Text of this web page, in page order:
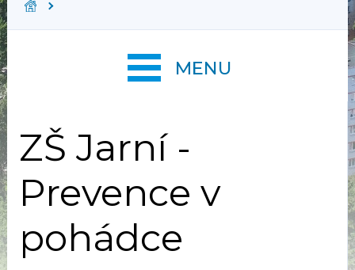
ZŠ Jarní -
Prevence v
pohádce
MENU